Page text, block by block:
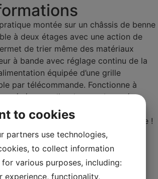
montée sur un châssis de benne
à deux étages avec une action de
de trier même des matériaux
à bande avec réglage continu de la
équipée d’une grille
par télécommande. Fonctionne à
générateur diesel est embarqué
3 l/h). Trois convoyeurs de
Parfait pour la terre végétale !
machine
to cookies
partners use technologies,
to collect information
various purposes, including:
experience, functionality,